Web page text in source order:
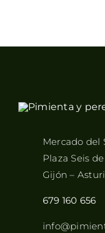
Mercado del
Plaza Seis
Gijón –
679 160 656